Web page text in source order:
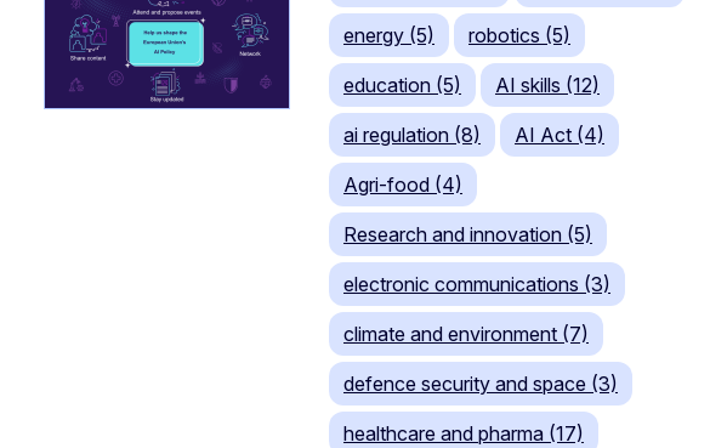
energy (5) robotics (5)
education (5) AI skills (12)
ai regulation (8) AI Act (4)
Agri-food (4)
Research and innovation (5)
electronic communications (3)
climate and environment (7)
defence security and space (3)
healthcare and pharma (17)